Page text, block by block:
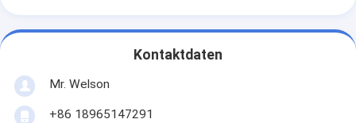
Kontaktdaten
Mr. Welson
+86 18965147291